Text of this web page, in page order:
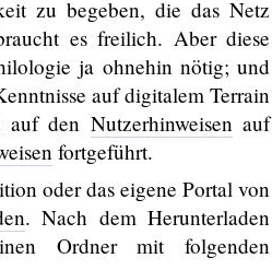
zu begeben, die das Netz
es freilich. Aber diese
ja ohnehin nötig; und
auf digitalem Terrain
auf den Nutzerhinweisen auf
fortgeführt.
oder das eigene Portal von
. Nach dem Herunterladen
Ordner mit folgenden